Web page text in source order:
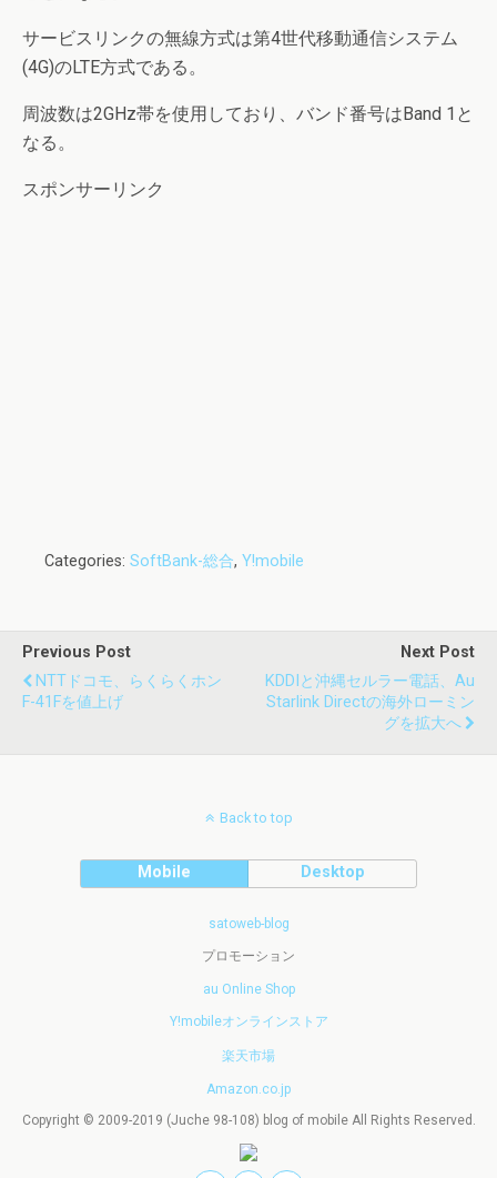
サービスリンクの無線方式は第4世代移動通信システム
(4G)のLTE方式である。
周波数は2GHz帯を使用しており、バンド番号はBand 1と
なる。
スポンサーリンク
Categories: SoftBank-総合, Y!mobile
Previous Post
NTTドコモ、らくらくホン
F-41Fを値上げ
Next Post
KDDIと沖縄セルラー電話、au
Starlink Directの海外ローミン
グを拡大へ
Back to top
Mobile Desktop
satoweb-blog
プロモーション
au Online Shop
Y!mobileオンラインストア
楽天市場
Amazon.co.jp
Copyright © 2009-2019 (Juche 98-108) blog of mobile All Rights Reserved.